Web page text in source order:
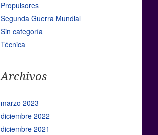
Propulsores
Segunda Guerra Mundial
Sin categoría
Técnica
Archivos
marzo 2023
diciembre 2022
diciembre 2021